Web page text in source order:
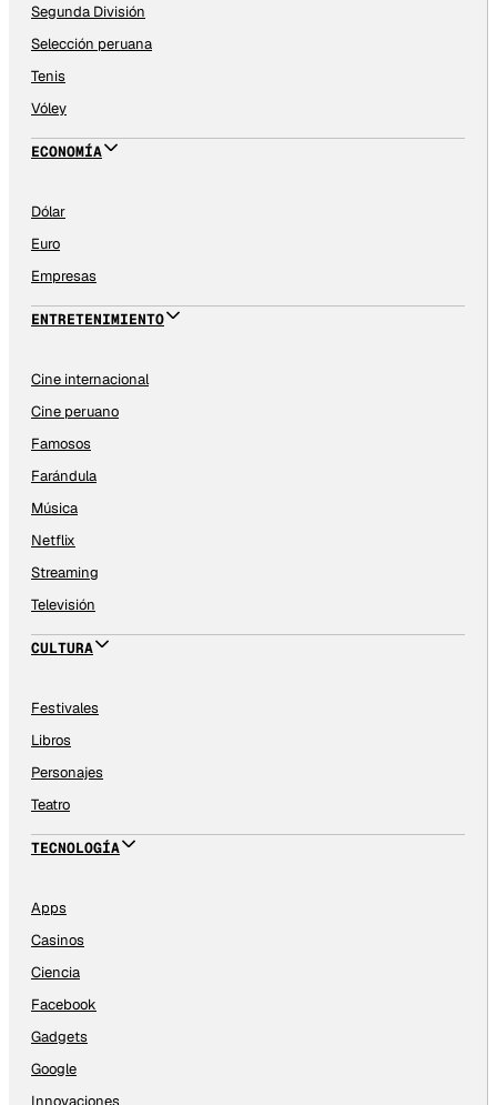
Segunda División
Selección peruana
Tenis
Vóley
ECONOMÍA
Dólar
Euro
Empresas
ENTRETENIMIENTO
Cine internacional
Cine peruano
Famosos
Farándula
Música
Netflix
Streaming
Televisión
CULTURA
Festivales
Libros
Personajes
Teatro
TECNOLOGÍA
Apps
Casinos
Ciencia
Facebook
Gadgets
Google